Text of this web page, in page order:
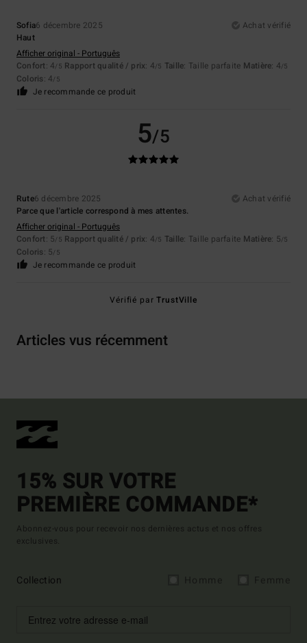
Sofia6 décembre 2025
Achat vérifié
Haut
Afficher original - Português
Confort: 4/5 Rapport qualité / prix: 4/5 Taille: Taille parfaite Matière: 4/5
Coloris: 4/5
Je recommande ce produit
5/5
Rute6 décembre 2025
Achat vérifié
Parce que l'article correspond à mes attentes.
Afficher original - Português
Confort: 5/5 Rapport qualité / prix: 4/5 Taille: Taille parfaite Matière: 5/5
Coloris: 5/5
Je recommande ce produit
Vérifié parTrustVille
Articles vus récemment
15% SUR VOTRE
PREMIÈRE COMMANDE*
Abonnez-vous pour recevoir nos dernières actus et nos offres
exclusives.
Collection